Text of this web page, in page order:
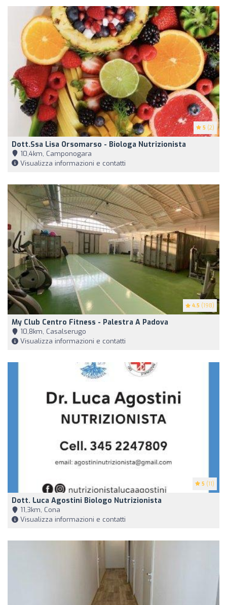
5 (2)
Dott.ssa Lisa Orsomarso - Biologa Nutrizionista
10,4km, Camponogara
Visualizza informazioni e contatti
4.5 (198)
My Club Centro Fitness - Palestra A Padova
10,8km, Casalserugo
Visualizza informazioni e contatti
5 (11)
Dott. Luca Agostini Biologo Nutrizionista
11,3km, Cona
Visualizza informazioni e contatti